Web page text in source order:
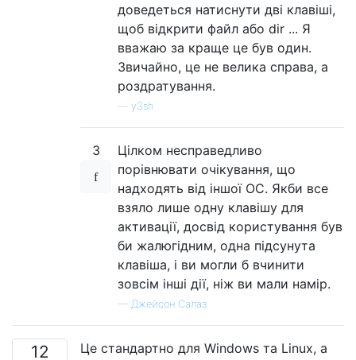
доведеться натиснути дві клавіші,
щоб відкрити файл або dir ... Я
вважаю за краще це був один.
Звичайно, це не велика справа, а
роздратування.
y3sh
3
Цілком несправедливо
порівнювати очікування, що
надходять від іншої ОС. Якби все
взяло лише одну клавішу для
активації, досвід користування був
би жалюгідним, одна підсунута
клавіша, і ви могли б вчинити
зовсім інші дії, ніж ви мали намір.
— Джейсон Салаз
12
Це стандартно для Windows та Linux, а